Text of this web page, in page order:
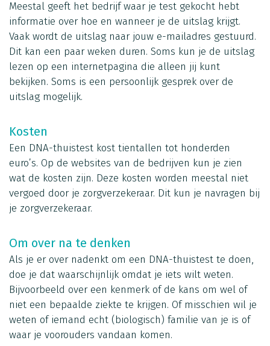
Meestal geeft het bedrijf waar je test gekocht hebt
informatie over hoe en wanneer je de uitslag krijgt.
Vaak wordt de uitslag naar jouw e-mailadres gestuurd.
Dit kan een paar weken duren. Soms kun je de uitslag
lezen op een internetpagina die alleen jij kunt
bekijken. Soms is een persoonlijk gesprek over de
uitslag mogelijk.
Kosten
Een DNA-thuistest kost tientallen tot honderden
euro’s. Op de websites van de bedrijven kun je zien
wat de kosten zijn. Deze kosten worden meestal niet
vergoed door je zorgverzekeraar. Dit kun je navragen bij
je zorgverzekeraar.
Om over na te denken
Als je er over nadenkt om een DNA-thuistest te doen,
doe je dat waarschijnlijk omdat je iets wilt weten.
Bijvoorbeeld over een kenmerk of de kans om wel of
niet een bepaalde ziekte te krijgen. Of misschien wil je
weten of iemand echt (biologisch) familie van je is of
waar je voorouders vandaan komen.